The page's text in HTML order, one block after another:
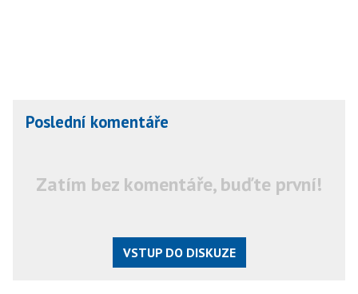
Poslední komentáře
Zatím bez komentáře, buďte první!
VSTUP DO DISKUZE